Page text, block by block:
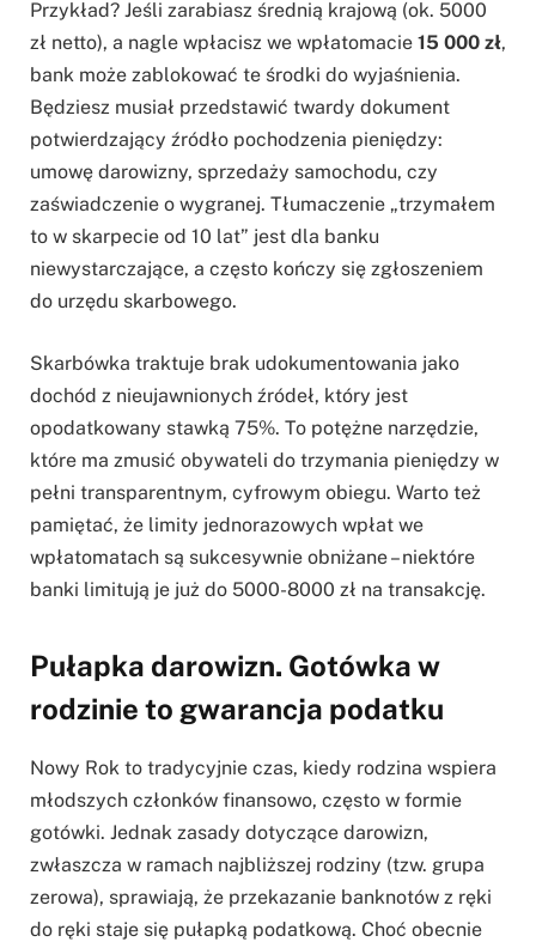
Przykład? Jeśli zarabiasz średnią krajową (ok. 5000
zł netto), a nagle wpłacisz we wpłatomacie 15 000 zł,
bank może zablokować te środki do wyjaśnienia.
Będziesz musiał przedstawić twardy dokument
potwierdzający źródło pochodzenia pieniędzy:
umowę darowizny, sprzedaży samochodu, czy
zaświadczenie o wygranej. Tłumaczenie „trzymałem
to w skarpecie od 10 lat” jest dla banku
niewystarczające, a często kończy się zgłoszeniem
do urzędu skarbowego.
Skarbówka traktuje brak udokumentowania jako
dochód z nieujawnionych źródeł, który jest
opodatkowany stawką 75%. To potężne narzędzie,
które ma zmusić obywateli do trzymania pieniędzy w
pełni transparentnym, cyfrowym obiegu. Warto też
pamiętać, że limity jednorazowych wpłat we
wpłatomatach są sukcesywnie obniżane – niektóre
banki limitują je już do 5000-8000 zł na transakcję.
Pułapka darowizn. Gotówka w
rodzinie to gwarancja podatku
Nowy Rok to tradycyjnie czas, kiedy rodzina wspiera
młodszych członków finansowo, często w formie
gotówki. Jednak zasady dotyczące darowizn,
zwłaszcza w ramach najbliższej rodziny (tzw. grupa
zerowa), sprawiają, że przekazanie banknotów z ręki
do ręki staje się pułapką podatkową. Choć obecnie